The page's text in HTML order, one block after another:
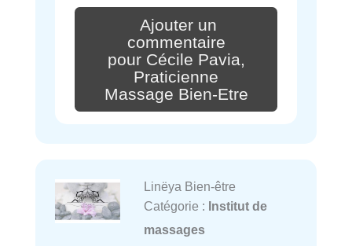
Ajouter un
commentaire
pour Cécile Pavia,
Praticienne
Massage Bien-Etre
Linëya Bien-être
Catégorie : Institut de
massages